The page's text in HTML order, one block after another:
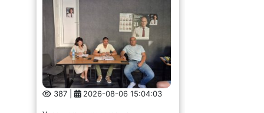
387 | 2026-08-06 15:04:03